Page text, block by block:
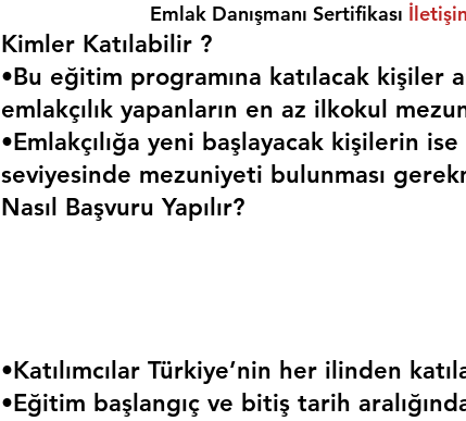
Emlak Danışmanı Sertifikası
Kimler Katılabilir ?
•Bu eğitim programına katılacak kişiler
emlakçılık yapanların en az ilkokul
•Emlakçılığa yeni başlayacak kişilerin
seviyesinde mezuniyeti bulunması
Nasıl Başvuru Yapılır?
•Katılımcılar Türkiye’nin her ilinden
•Eğitim başlangıç ve bitiş tarih